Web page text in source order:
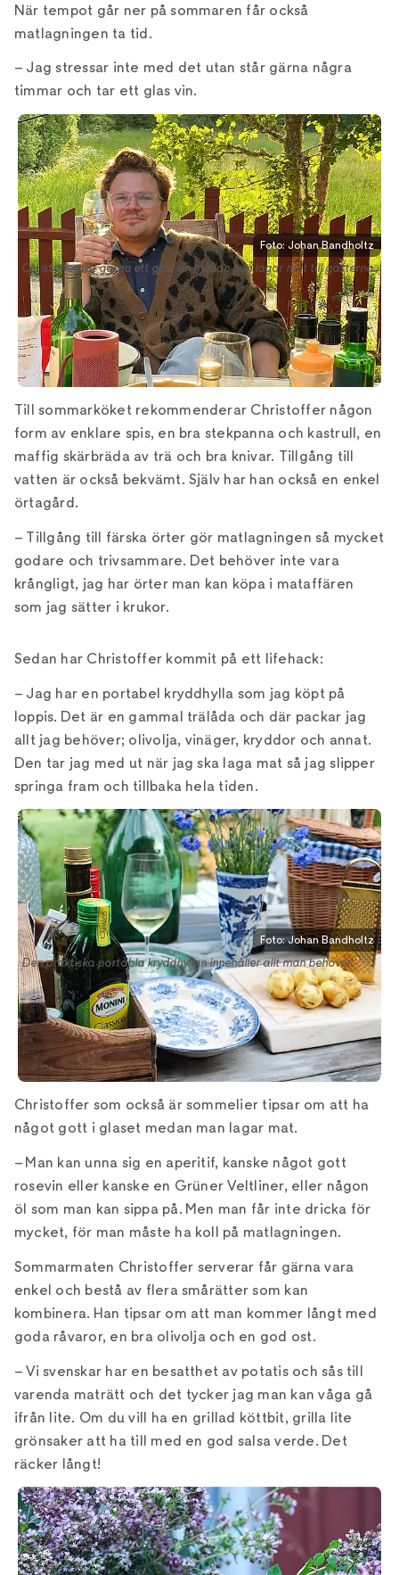
När tempot går ner på sommaren får också
matlagningen ta tid.
– Jag stressar inte med det utan står gärna några
timmar och tar ett glas vin.
Christoffer tar gärna ett glas vin medan han lagar mat till gästerna.
Foto: Johan Bandholtz
Till sommarköket rekommenderar Christoffer någon
form av enklare spis, en bra stekpanna och kastrull, en
maffig skärbräda av trä och bra knivar. Tillgång till
vatten är också bekvämt. Själv har han också en enkel
örtagård.
– Tillgång till färska örter gör matlagningen så mycket
godare och trivsammare. Det behöver inte vara
krångligt, jag har örter man kan köpa i mataffären
som jag sätter i krukor.
Sedan har Christoffer kommit på ett lifehack:
– Jag har en portabel kryddhylla som jag köpt på
loppis. Det är en gammal trälåda och där packar jag
allt jag behöver; olivolja, vinäger, kryddor och annat.
Den tar jag med ut när jag ska laga mat så jag slipper
springa fram och tillbaka hela tiden.
Den praktiska portabla kryddhyllan innehåller allt man behöver.
Foto: Johan Bandholtz
Christoffer som också är sommelier tipsar om att ha
något gott i glaset medan man lagar mat.
– Man kan unna sig en aperitif, kanske något gott
rosevin eller kanske en Grüner Veltliner, eller någon
öl som man kan sippa på. Men man får inte dricka för
mycket, för man måste ha koll på matlagningen.
Sommarmaten Christoffer serverar får gärna vara
enkel och bestå av flera smårätter som kan
kombinera. Han tipsar om att man kommer långt med
goda råvaror, en bra olivolja och en god ost.
– Vi svenskar har en besatthet av potatis och sås till
varenda maträtt och det tycker jag man kan våga gå
ifrån lite. Om du vill ha en grillad köttbit, grilla lite
grönsaker att ha till med en god salsa verde. Det
räcker långt!